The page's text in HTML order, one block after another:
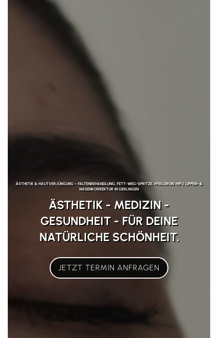
ÄSTHETIK & HAUTVERJÜNGUNG – FALTENBEHANDLUNG, FETT-WEG-SPRITZE, HYALURON, HIFU, LIPPEN- &
NASENKORREKTUR IN GERLINGEN
ÄSTHETIK - MEDIZIN -
GESUNDHEIT - FÜR DEINE
NATÜRLICHE SCHÖNHEIT.
JETZT TERMIN ANFRAGEN